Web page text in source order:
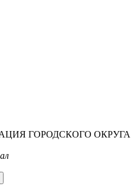
ГОРОДСКОГО ОКРУГА